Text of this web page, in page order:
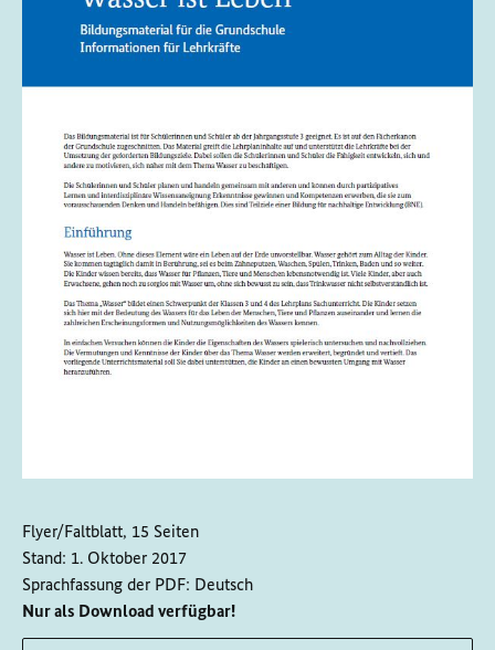
Flyer/Faltblatt, 15 Seiten
Stand: 1. Oktober 2017
Sprachfassung der PDF: Deutsch
Nur als Download verfügbar!